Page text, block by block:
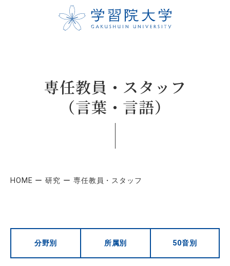
専任教員・スタッフ
（言葉・言語）
HOME 研究 専任教員・スタッフ
分野別 所属別 50音別